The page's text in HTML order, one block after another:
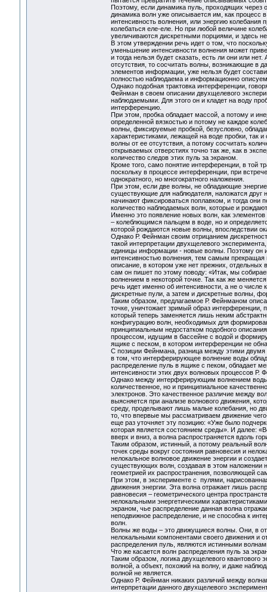
Поэтому, если динамика пуль, проходящих через
динамика волн уже описывается им, как
интенсивность волнения, или энергию колебания
колебаться еле-еле. Но при любой величине
увеличиваются дискретными порциями, и здесь
В этом утверждении речь идет о том, что
уменьшение интенсивности волнения может
и тогда нельзя будет сказать, есть ли они или
отсутствия, то сосчитать волны, возникающие в
элементов информации, уже нельзя будет
полностью наблюдаема и информационно
Однако подобная трактовка интерференции,
Фейнман в своем описании двухщелевого
наблюдаемыми. Для этого он и кладет на воду
интерференцию.
При этом, пробка обладает массой, а потому и
определенной вязкостью и потому не каждое
волны, фиксируемые пробкой, безусловно,
характеристиками, лежащей на воде пробки, так
волны от ее отсутствия, а потому сосчитать
открываемых отверстиях точно так же, как в
количество следов этих пуль за экраном.
Кроме того, само понятие интерференции, в той
поскольку в процессе интерференции, при
однократного, но многократного наложения.
При этом, если две волны, не обладающие
существующие для наблюдателя, наложатся друг
начинают фиксироваться поплавком, и тогда они
количество наблюдаемых волн, которые и
Именно это появление новых волн, как
– колеблющимся пальцем в воде, но и
которой рождаются новые волны, впоследствии
Однако Р. Фейнман своим отрицанием
такой интерпретации двухщелевого
единицы информации - новые волны. Поэтому он
интенсивностью волнения, тем самым
описание, в котором уже нет прежних,
сам он пишет по этому поводу: «Итак, мы
волнением в некоторой точке. Так как же
речь идет именно об интенсивности, а не о
дискретные пули, а затем и дискретные
Таким образом, предлагаемое Р. Фейнманом
точке, уничтожает зримый образ
который теперь заменяется лишь неким
конфигурацию волн, необходимых для
принципиальным недостатком подобного
процессом, идущим в бассейне с водой и
ящике с песком, в котором интерференции не
С позиции Фейнмана, разница между этими
в том, что интерферирующее волнение воды
распределение пуль в ящике с пеком, обладает
интенсивности этих двух волновых процессов Р.
Однако между интерферирующим волнением
количественное, но и принципиальное
электронов. Это качественное различие между
выясняется при анализе волнового движения,
среду, проделывают лишь малые колебания, но
то, что впервые мы рассматриваем движение
еще раз уточняет эту позицию: «Уже было
которая является состоянием среды». И далее:
вверх и вниз, а волна распространяется вдоль
Таким образом, истинный, а потому реальный
точек среды вокруг состояния равновесия и
нелокальное волновое движение энергии и
существующих волн, создавая в этом наложении
геометрией их распространения, позволяющей
При этом, в эксперименте с пулями,
движения энергии. Эта волна отражает лишь
равновесия – геометрического центра
нелокальными энергетическими
экраном, чье распределение данная волна
неподвижное распределение, и не способна к
волн.
Волны же воды – это движущиеся волны. Они, в
нелокальными компонентами своего движения и
распределения пуль, являются истинными
Что же касается волн распределения пуль за
Таким образом, логика двухщелевого квантового
волной, а объект, похожий на волну, и даже
волной не является.
Однако Р. Фейнман никаких различий между
интерпретации данного двухщелевого